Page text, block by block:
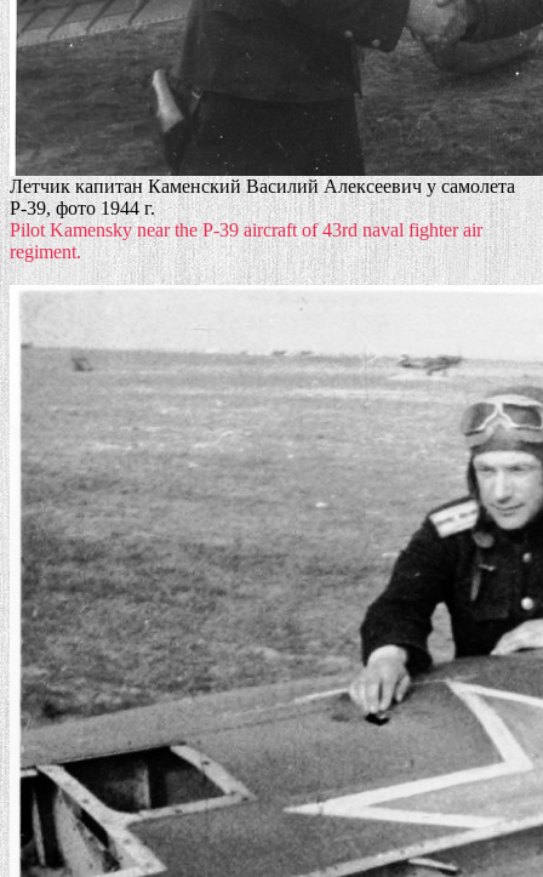
Летчик капитан Каменский Василий Алексеевич у самолета
Р-39, фото 1944 г.
Pilot Kamensky near the P-39 aircraft of 43rd naval fighter air
regiment.